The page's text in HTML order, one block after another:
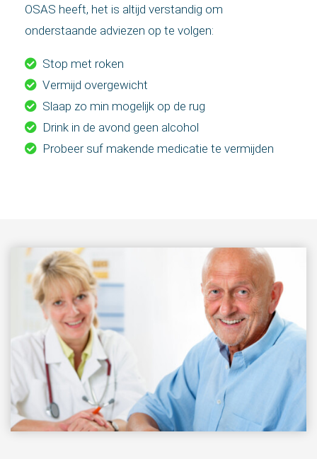
OSAS heeft, het is altijd verstandig om
onderstaande adviezen op te volgen:
Stop met roken
Vermijd overgewicht
Slaap zo min mogelijk op de rug
Drink in de avond geen alcohol
Probeer suf makende medicatie te vermijden